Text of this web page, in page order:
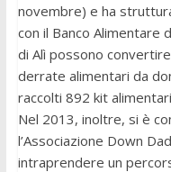
novembre) e ha
con il Banco Alimentare
di Alì possono
derrate alimentari da
raccolti 892 kit
Nel 2013, inoltre, si è
l’Associazione Down
intraprendere un